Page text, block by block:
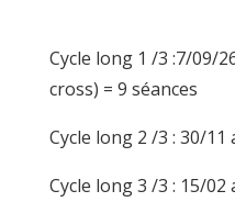
Cycle long 1 /3 :7/09/
cross) = 9 séances
Cycle long 2 /3 : 30/11
Cycle long 3 /3 : 15/02